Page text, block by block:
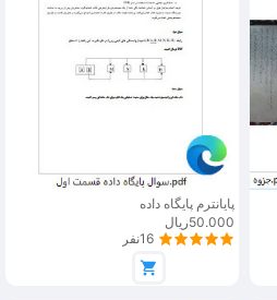
پایانترم پایگاه داده
50.000ریال
16نفر